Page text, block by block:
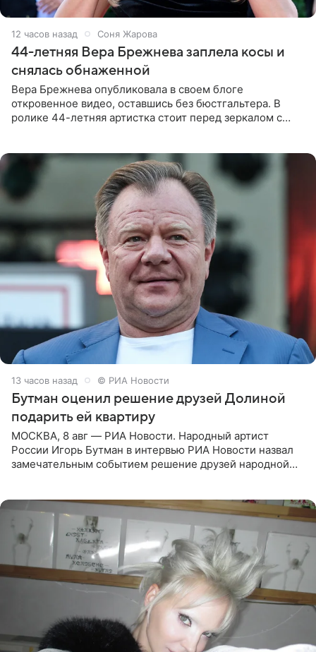
12 часов назад Соня Жарова
44-летняя Вера Брежнева заплела косы и
снялась обнаженной
Вера Брежнева опубликовала в своем блоге
откровенное видео, оставшись без бюстгальтера. В
ролике 44-летняя артистка стоит перед зеркалом с
13 часов назад © РИА Новости
Бутман оценил решение друзей Долиной
подарить ей квартиру
МОСКВА, 8 авг — РИА Новости. Народный артист
России Игорь Бутман в интервью РИА Новости назвал
замечательным событием решение друзей народной